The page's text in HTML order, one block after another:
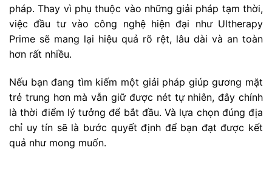
pháp. Thay vì phụ thuộc vào những giải pháp tạm thời,
việc đầu tư vào công nghệ hiện đại như Ultherapy
Prime sẽ mang lại hiệu quả rõ rệt, lâu dài và an toàn
hơn rất nhiều.
Nếu bạn đang tìm kiếm một giải pháp giúp gương mặt
trẻ trung hơn mà vẫn giữ được nét tự nhiên, đây chính
là thời điểm lý tưởng để bắt đầu. Và lựa chọn đúng địa
chỉ uy tín sẽ là bước quyết định để bạn đạt được kết
quả như mong muốn.